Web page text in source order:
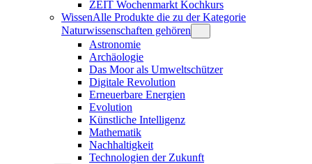
ZEIT Wochenmarkt Kochkurs
WissenAlle Produkte die zu der Kategorie
Naturwissenschaften gehören
Astronomie
Archäologie
Das Moor als Umweltschützer
Digitale Revolution
Erneuerbare Energien
Evolution
Künstliche Intelligenz
Mathematik
Nachhaltigkeit
Technologien der Zukunft